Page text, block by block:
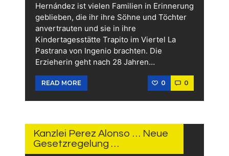
Hernández ist vielen Familien in Erinnerung
geblieben, die ihr ihre Söhne und Töchter
anvertrauten und sie in ihre
Kindertagesstätte Trapito im Viertel La
Pastrana von Ingenio brachten. Die
Erzieherin geht nach 28 Jahren…
READ MORE 0 0
2026
Kanzlei Perez Alonso … Neue
Gesetzregelung …